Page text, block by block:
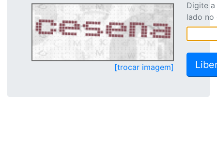
[trocar imagem]
Digite
lado no